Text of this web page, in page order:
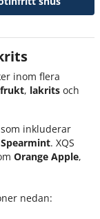
inom flera
frukt, lakrits och
inkluderar
Spearmint. XQS
Orange Apple,
nedan: